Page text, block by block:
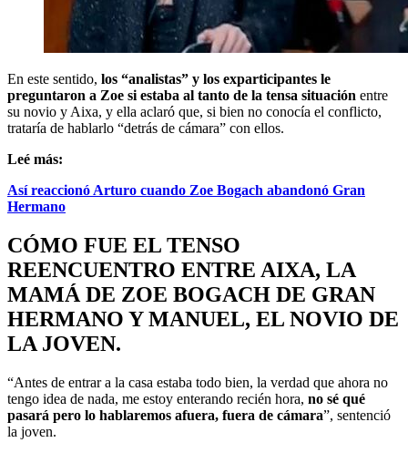
En este sentido, los “analistas” y los exparticipantes le
preguntaron a Zoe si estaba al tanto de la tensa situación entre
su novio y Aixa, y ella aclaró que, si bien no conocía el conflicto,
trataría de hablarlo “detrás de cámara” con ellos.
Leé más:
Así reaccionó Arturo cuando Zoe Bogach abandonó Gran
Hermano
CÓMO FUE EL TENSO
REENCUENTRO ENTRE AIXA, LA
MAMÁ DE ZOE BOGACH DE GRAN
HERMANO Y MANUEL, EL NOVIO DE
LA JOVEN.
“Antes de entrar a la casa estaba todo bien, la verdad que ahora no
tengo idea de nada, me estoy enterando recién hora, no sé qué
pasará pero lo hablaremos afuera, fuera de cámara”, sentenció
la joven.